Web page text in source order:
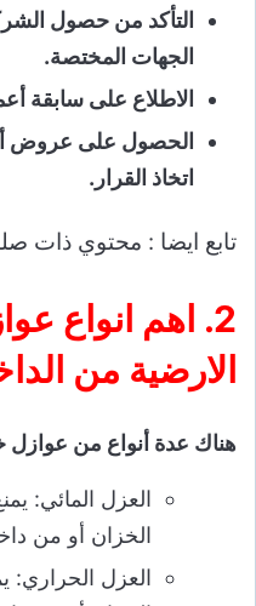
التأكد من حصول
الجهات المختصة.
الاطلاع على سابقة
الحصول على عروض
اتخاذ القرار.
تابع ايضا : محتوي ذات
2. اهم انواع
الارضية من
هناك عدة أنواع من عوازل
العزل المائي:
الخزان أو من
العزل الحراري: